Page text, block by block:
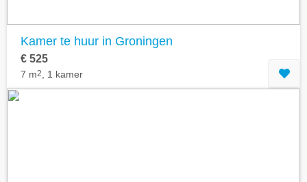
Kamer te huur in Groningen
€ 525
7 m2 , 1 kamer